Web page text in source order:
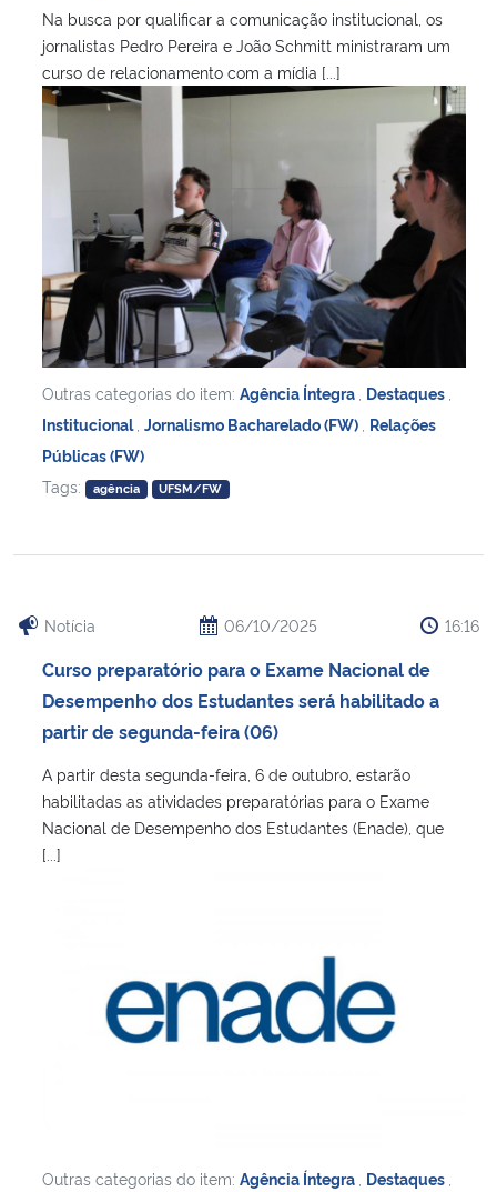
Na busca por qualificar a comunicação institucional, os
jornalistas Pedro Pereira e João Schmitt ministraram um
curso de relacionamento com a mídia [...]
Outras categorias do item: Agência Íntegra Destaques
Institucional Jornalismo Bacharelado (FW) Relações
Públicas (FW)
Tags:
agência UFSM/FW
Notícia 06/10/2025 16:16
Curso preparatório para o Exame Nacional de
Desempenho dos Estudantes será habilitado a
partir de segunda-feira (06)
A partir desta segunda-feira, 6 de outubro, estarão
habilitadas as atividades preparatórias para o Exame
Nacional de Desempenho dos Estudantes (Enade), que
[...]
Outras categorias do item: Agência Íntegra Destaques